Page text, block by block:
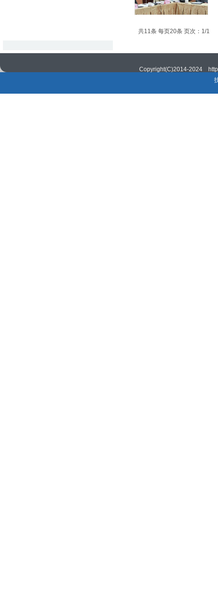
共11条 每页20条 页次：1/1
Copyright(C)2014-2024